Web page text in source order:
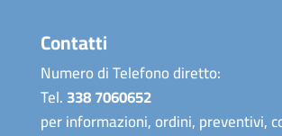
Contatti
Numero di Telefono diretto:
Tel.338 7060652
per informazioni, ordini, preventivi,